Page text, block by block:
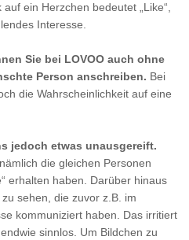
ein Herzchen bedeutet „Like“,
Interesse.
Sie bei LOVOO auch ohne
Person anschreiben. Bei
die Wahrscheinlichkeit auf eine
jedoch etwas unausgereift.
die gleichen Personen
erhalten haben. Darüber hinaus
sehen, die zuvor z.B. im
kommuniziert haben. Das irritiert
sinnlos. Um Bildchen zu